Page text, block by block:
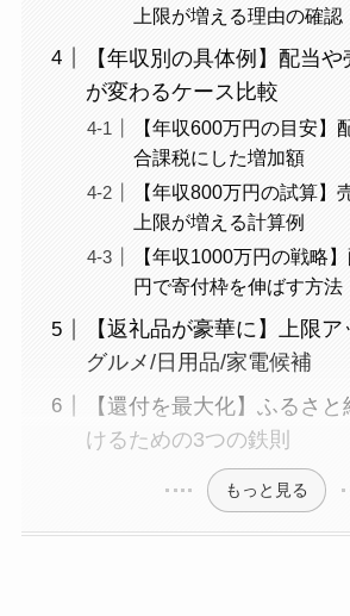
上限が増える理由の確認
【年収別の具体例】配当
が変わるケース比較
【年収600万円の目安】
合課税にした増加額
【年収800万円の試算】
上限が増える計算例
【年収1000万円の戦略
円で寄付枠を伸ばす方法
【返礼品が豪華に】上限
グルメ/日用品/家電候補
【還付を最大化】ふるさ
けるための3つの鉄則
もっと見る